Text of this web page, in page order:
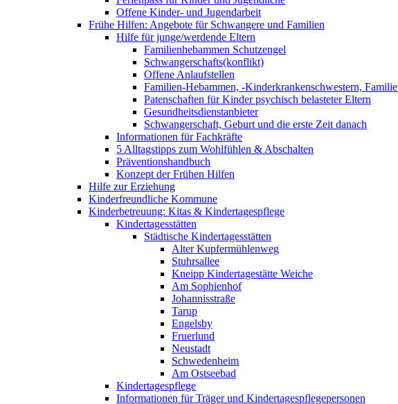
Offene Kinder- und Jugendarbeit
Frühe Hilfen: Angebote für Schwangere und Familien
Hilfe für junge/werdende Eltern
Familienhebammen Schutzengel
Schwangerschafts(konflikt)
Offene Anlaufstellen
Familien-Hebammen, -Kinderkrankenschwestern,
Patenschaften für Kinder psychisch belasteter Eltern
Gesundheitsdienstanbieter
Schwangerschaft, Geburt und die erste Zeit danach
Informationen für Fachkräfte
5 Alltagstipps zum Wohlfühlen & Abschalten
Präventionshandbuch
Konzept der Frühen Hilfen
Hilfe zur Erziehung
Kinderfreundliche Kommune
Kinderbetreuung: Kitas & Kindertagespflege
Kindertagesstätten
Städtische Kindertagesstätten
Alter Kupfermühlenweg
Stuhrsallee
Kneipp Kindertagestätte Weiche
Am Sophienhof
Johannisstraße
Tarup
Engelsby
Fruerlund
Neustadt
Schwedenheim
Am Ostseebad
Kindertagespflege
Informationen für Träger und Kindertagespflegepersonen